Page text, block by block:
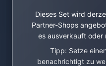
Dieses Set wird
Partner-Shops
es ausverkauft oder
Tipp: Setze
benachrichtigt zu